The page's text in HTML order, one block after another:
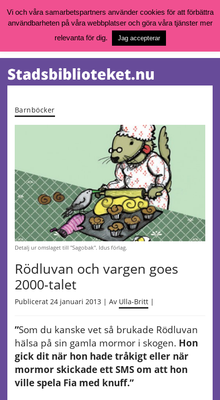
Vill du söka böcker, logga in på ditt bibliotekskonto eller nå övriga
goteborg.se/bibliotek
Öppettider, katalog och kontakt
Tjänster
Barnböcker
Detalj ur omslaget till "Sagobak". Idus förlag.
Rödluvan och vargen goes
2000-talet
Publicerat 24 januari 2013 | Av Ulla-Britt
”Som du kanske vet så brukade Rödluvan
hälsa på sin gamla mormor i skogen. Hon
gick dit när hon hade tråkigt eller när
mormor skickade ett SMS om att hon
ville spela Fia med knuff.”
Vi och våra samarbetspartners använder cookies för att förbättra
användbarheten på våra webbplatser och göra våra tjänster mer
relevanta för dig.
Jag accepterar